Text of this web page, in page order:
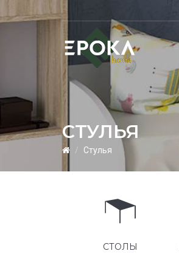
СТУЛЬЯ
Стулья
СТОЛЫ